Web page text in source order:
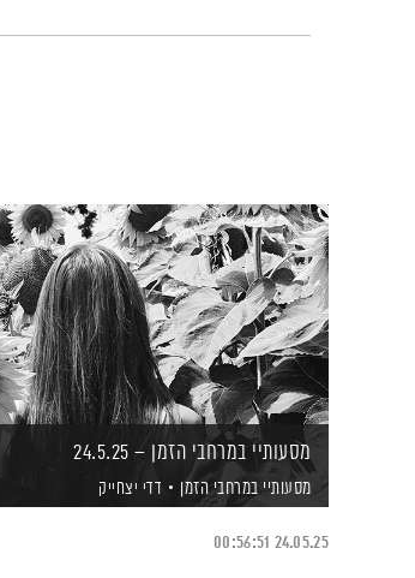
מסעותיי במרחבי הזמן – 24.5.25
מסעותיי במרחבי הזמן דדי יצחייק
24.05.25
00:56:51